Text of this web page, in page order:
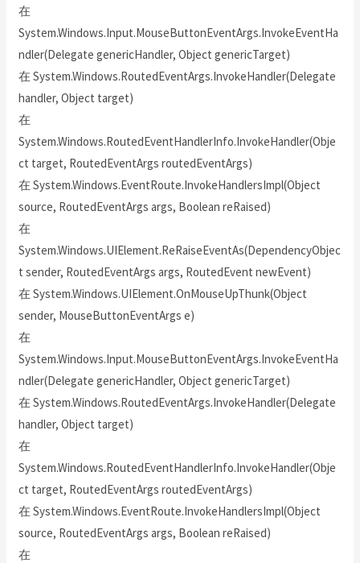
在
System.Windows.Input.MouseButtonEventArgs.InvokeEventHa
ndler(Delegate genericHandler, Object genericTarget)
在 System.Windows.RoutedEventArgs.InvokeHandler(Delegate
handler, Object target)
在
System.Windows.RoutedEventHandlerInfo.InvokeHandler(Obje
ct target, RoutedEventArgs routedEventArgs)
在 System.Windows.EventRoute.InvokeHandlersImpl(Object
source, RoutedEventArgs args, Boolean reRaised)
在
System.Windows.UIElement.ReRaiseEventAs(DependencyObjec
t sender, RoutedEventArgs args, RoutedEvent newEvent)
在 System.Windows.UIElement.OnMouseUpThunk(Object
sender, MouseButtonEventArgs e)
在
System.Windows.Input.MouseButtonEventArgs.InvokeEventHa
ndler(Delegate genericHandler, Object genericTarget)
在 System.Windows.RoutedEventArgs.InvokeHandler(Delegate
handler, Object target)
在
System.Windows.RoutedEventHandlerInfo.InvokeHandler(Obje
ct target, RoutedEventArgs routedEventArgs)
在 System.Windows.EventRoute.InvokeHandlersImpl(Object
source, RoutedEventArgs args, Boolean reRaised)
在